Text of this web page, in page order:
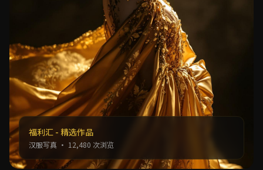
福利汇 - 精选作品
汉服写真 · 12,480 次浏览